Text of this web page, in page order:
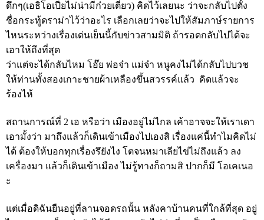
ดึกๆ(เอธิโอเปียไม่น่ามีก๋วยเตี๋ยว) คิดไว้เลยนะ ว่าจะกลับไปตั้ง
ชื่อกระทู้ดราม่าไว้ว่าอะไร เลือกเลยว่าจะไปให้สัมภาษ์รายการ
ไหนระหว่างเรื่องเด่นเย็นนี้กับข่าวสามมิติ ถ้ารอดกลับไปได้จะ
เอาให้ถึงที่สุด
ว่าแต่จะได้กลับไหม โอ๊ย พ่อจ๋า แม่จ๋า หนูคงไม่ได้กลับไปบวช
ให้ท่านทั้งสองเกาะชายผ้าเหลืองขึ้นสวรรค์แล้ว คิดแล้วจะ
ร้องไห้
สถานการณ์ที่ 2 เอ หรือว่า เมืองอยู่ไม่ไกล เค้าอาจจะให้เราเดา
เอามั้งว่า มาถึงแล้วก็เดินเข้าเมืองไปเองสิ เรื่องแค่นี้ทำไมคิดไม่
ได้ ต้องให้บอกทุกเรื่องรึยังไง โตจนหมาเลียไข่ไม่ถึงแล้ว ลง
เครื่องมา แล้วก็เดินเข้าเมือง ไม่รู้ทางก็ถามสิ ปากก็มี โอเคเนอ
ะ
แต่เมื่อดิฉันยืนอยู่ที่ลานจอดรถนั้น หลังคาบ้านคนที่ใกล้ที่สุด อยู่